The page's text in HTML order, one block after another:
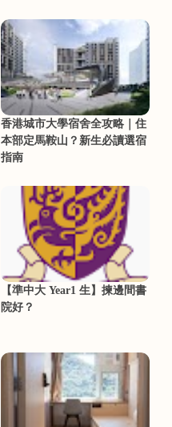
香港城市大學宿舍全攻略｜住
本部定馬鞍山？新生必讀選宿
指南
【準中大 Year1 生】揀邊間書
院好？